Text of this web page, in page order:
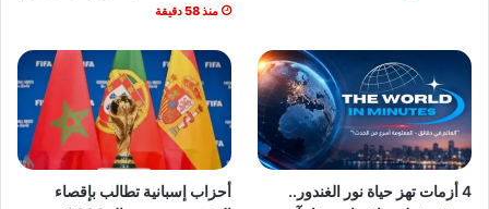
منذ 58 دقيقة
4 أزمات تهز حياة نور الغندور..
أحزاب إسبانية تطالب بإقصاء